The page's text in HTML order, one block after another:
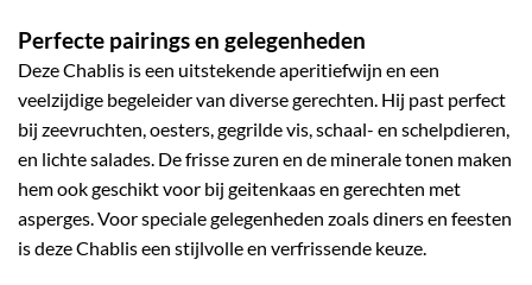
Perfecte pairings en gelegenheden
Deze Chablis is een uitstekende aperitiefwijn en een
veelzijdige begeleider van diverse gerechten. Hij past perfect
bij zeevruchten, oesters, gegrilde vis, schaal- en schelpdieren,
en lichte salades. De frisse zuren en de minerale tonen maken
hem ook geschikt voor bij geitenkaas en gerechten met
asperges. Voor speciale gelegenheden zoals diners en feesten
is deze Chablis een stijlvolle en verfrissende keuze.